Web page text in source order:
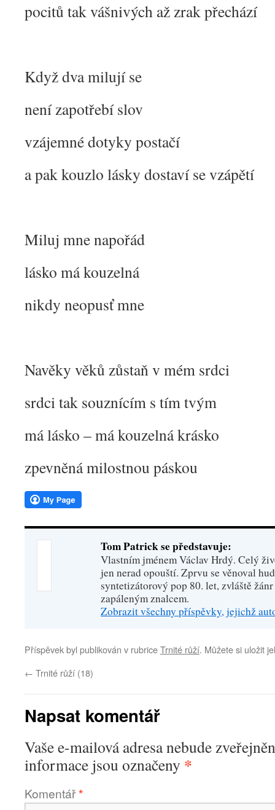
pocitů tak vášnivých až zrak přechází
Když dva milují se
není zapotřebí slov
vzájemné dotyky postačí
a pak kouzlo lásky dostaví se vzápětí
Miluj mne napořád
lásko má kouzelná
nikdy neopusť mne
Navěky věků zůstaň v mém srdci
srdci tak souznícím s tím tvým
má lásko – má kouzelná krásko
zpevněná milostnou páskou
Tom Patrick se představuje:
Vlastním jménem Václav Hrdý. Celý
jen nerad opouští. Zprvu se věnoval
syntetizátorový pop 80. let, zvláště
zapáleným znalcem.
Zobrazit všechny příspěvky, jejichž
Příspěvek byl publikován v rubriceTrnité růží. Můžete si uložit
← Trnité růží (18)
Napsat komentář
Vaše e-mailová adresa nebude
informace jsou označeny *
Komentář*